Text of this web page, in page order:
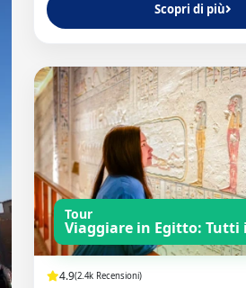
Scopri di più
Tour
Viaggiare in Egitto: Tutti
4.9(2.4k Recensioni)